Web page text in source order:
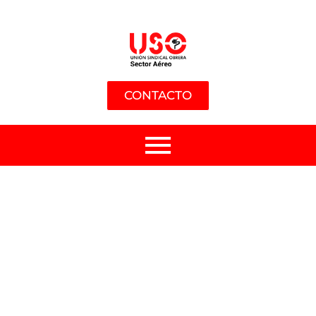
CONTACTO